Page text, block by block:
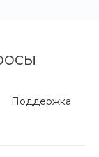
Поддержка